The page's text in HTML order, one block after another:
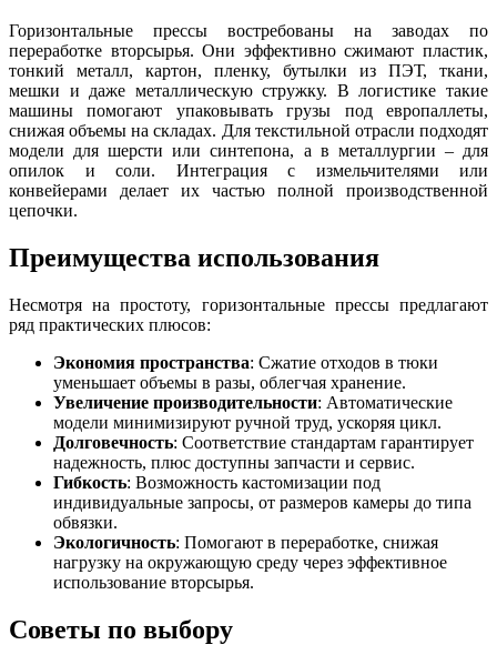
Горизонтальные прессы востребованы на заводах по
переработке вторсырья. Они эффективно сжимают пластик,
тонкий металл, картон, пленку, бутылки из ПЭТ, ткани,
мешки и даже металлическую стружку. В логистике такие
машины помогают упаковывать грузы под европаллеты,
снижая объемы на складах. Для текстильной отрасли подходят
модели для шерсти или синтепона, а в металлургии – для
опилок и соли. Интеграция с измельчителями или
конвейерами делает их частью полной производственной
цепочки.
Преимущества использования
Несмотря на простоту, горизонтальные прессы предлагают
ряд практических плюсов:
Экономия пространства: Сжатие отходов в тюки
уменьшает объемы в разы, облегчая хранение.
Увеличение производительности: Автоматические
модели минимизируют ручной труд, ускоряя цикл.
Долговечность: Соответствие стандартам гарантирует
надежность, плюс доступны запчасти и сервис.
Гибкость: Возможность кастомизации под
индивидуальные запросы, от размеров камеры до типа
обвязки.
Экологичность: Помогают в переработке, снижая
нагрузку на окружающую среду через эффективное
использование вторсырья.
Советы по выбору